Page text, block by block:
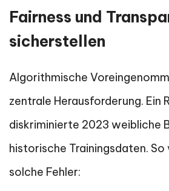
Fairness und
sicherstellen
Algorithmische
zentrale Herausforderung. Ein
diskriminierte 2023 weibliche
historische Trainingsdaten. So
solche Fehler: